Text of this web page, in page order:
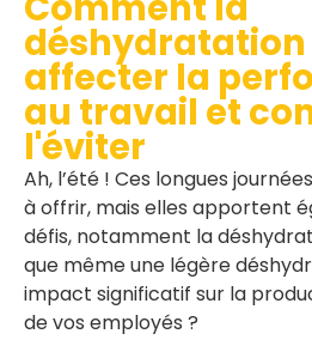
affecter la
au travail et
l'éviter
Ah, l’été ! Ces longues
à offrir, mais elles apportent
défis, notamment la
que même une légère
impact significatif sur la
de vos employés ?